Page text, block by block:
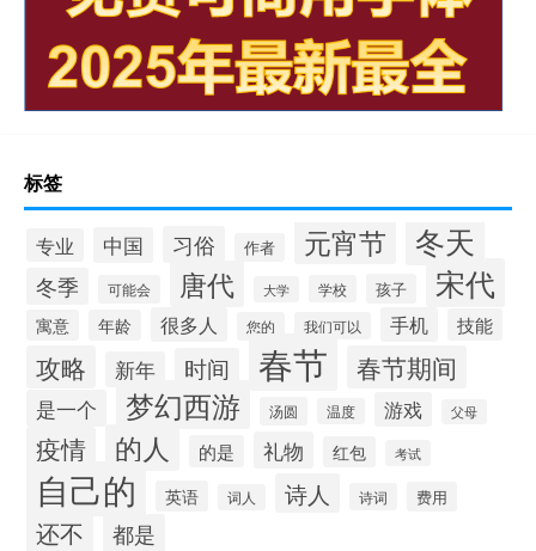
标签
专业 中国 习俗 作者 元宵节 冬天
冬季 可能会 唐代 大学 学校 孩子 宋代
寓意 年龄 很多人 您的 我们可以 手机 技能
攻略 新年 时间 春节 春节期间
是一个 梦幻西游 汤圆 温度 游戏 父母
疫情 的人 的是 礼物 红包 考试
自己的 英语 词人 诗人 诗词 费用
还不 都是